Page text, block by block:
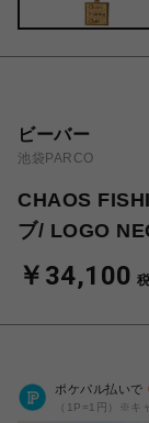
ビーバー
池袋PARCO
CHAOS
ブ/ LOGO
￥34,100
ポケパル払いで
（1P=1円）※キ